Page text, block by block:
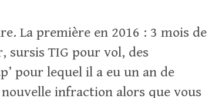
La première en 2016 : 3 mois de
sursis TIG pour vol, des
pour lequel il a eu un an de
infraction alors que vous